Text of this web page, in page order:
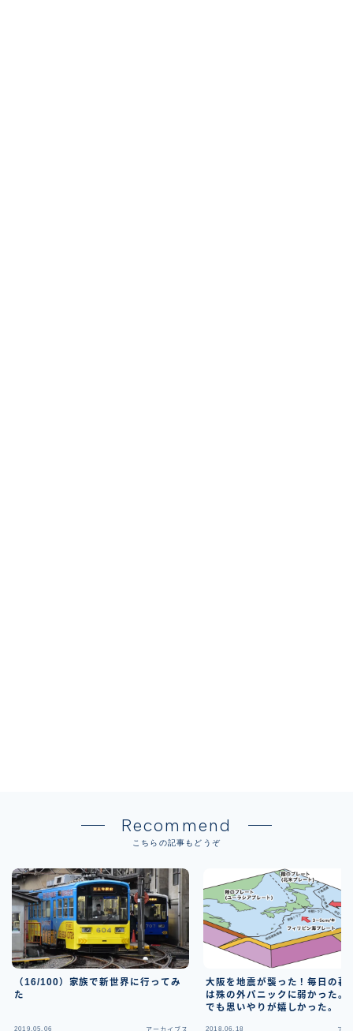
Recommend
こちらの記事もどうぞ
（16/100）家族で新世界に行ってみ
た
2019.05.06 アーカイブス
大阪を地震が襲った！毎日の暮
は殊の外パニックに弱かった。
でも思いやりが嬉しかった。
2018.06.18 アー